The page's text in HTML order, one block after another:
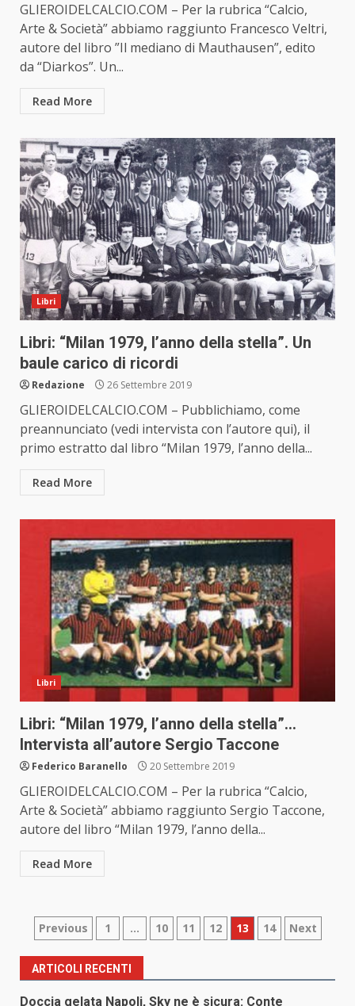
GLIEROIDELCALCIO.COM – Per la rubrica “Calcio,
Arte & Società” abbiamo raggiunto Francesco Veltri,
autore del libro ”Il mediano di Mauthausen”, edito
da “Diarkos”. Un...
Read More
Libri
Libri: “Milan 1979, l’anno della stella”. Un
baule carico di ricordi
Redazione 26 Settembre 2019
GLIEROIDELCALCIO.COM – Pubblichiamo, come
preannunciato (vedi intervista con l’autore qui), il
primo estratto dal libro “Milan 1979, l’anno della...
Read More
Libri
Libri: “Milan 1979, l’anno della stella”…
Intervista all’autore Sergio Taccone
Federico Baranello 20 Settembre 2019
GLIEROIDELCALCIO.COM – Per la rubrica “Calcio,
Arte & Società” abbiamo raggiunto Sergio Taccone,
autore del libro “Milan 1979, l’anno della...
Read More
Paginazione
degli
articoli
Previous 1 … 10 11 12 13 14 Next
ARTICOLI RECENTI
Doccia gelata Napoli, Sky ne è sicura: Conte